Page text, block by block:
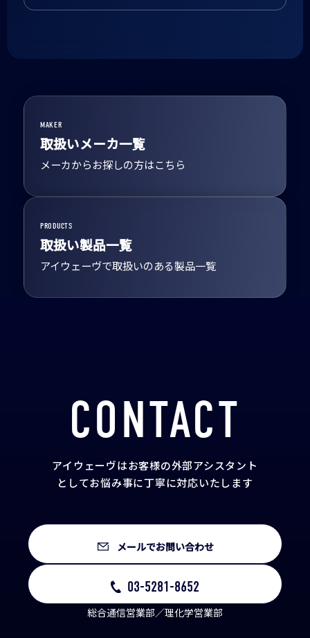
MAKER
取扱いメーカ一覧
メーカからお探しの方はこちら
PRODUCTS
取扱い製品一覧
アイウェーヴで取扱いのある製品一覧
CONTACT
アイウェーヴはお客様の外部アシスタント
としてお悩み事に丁寧に対応いたします
メールでお問い合わせ
03-5281-8652
総合通信営業部／理化学営業部